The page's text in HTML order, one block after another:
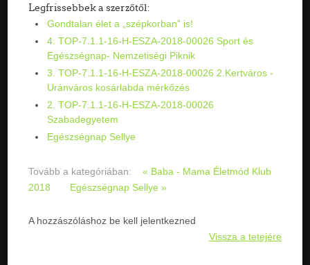
Legfrissebbek a szerzőtől:
Gondtalan élet a „szépkorban” is!
4. TOP-7.1.1-16-H-ESZA-2018-00026 Sport és
Egészségnap- Nemzetiségi Piknik
3. TOP-7.1.1-16-H-ESZA-2018-00026 2.Kertváros -
Uránváros kosárlabda mérkőzés
2. TOP-7.1.1-16-H-ESZA-2018-00026
Szabadegyetem
Egészségnap Sellye
Tovább a kategóriában:
« Baba - Mama Életmód Klub
2018
Egészségnap Sellye »
A hozzászóláshoz be kell jelentkezned
Vissza a tetejére